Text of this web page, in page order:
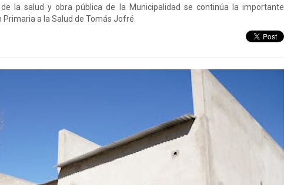
la salud y obra pública de la Municipalidad se continúa la importante
a la Salud de Tomás Jofré.